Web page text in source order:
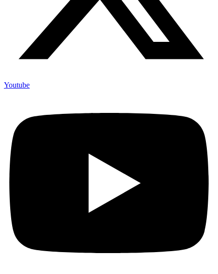
Youtube